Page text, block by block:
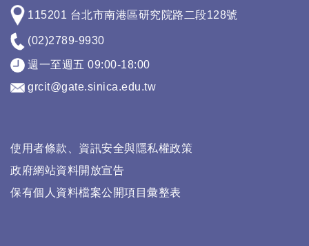
115201 台北市南港區研究院路二段128號
(02)2789-9930
週一至週五 09:00-18:00
grcit@gate.sinica.edu.tw
使用者條款、資訊安全與隱私權政策
政府網站資料開放宣告
保有個人資料檔案公開項目彙整表